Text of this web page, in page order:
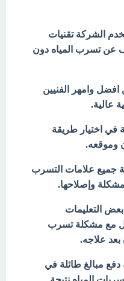
الشركة تقنيات
عن تسرب المياه دون
وامهر الفنيين
عالية.
في اختيار طريقة
وموقعه.
علامات التسرب
وإصلاحها.
التعليمات
مع مشكلة تسرب
بعد علاجه.
دفع مبالغ طائلة في